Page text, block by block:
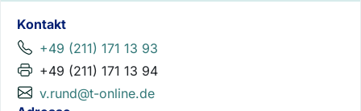
Kontakt
+49 (211) 171 13 93
+49 (211) 171 13 94
v.rund@t-online.de